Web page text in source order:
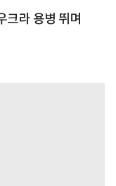
크라 용병 뛰며